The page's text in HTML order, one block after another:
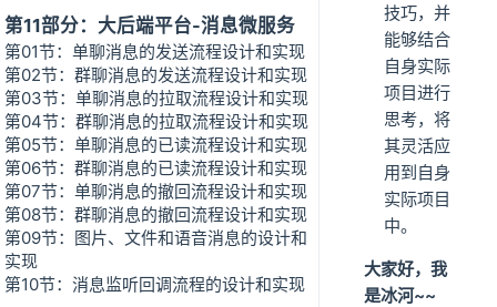
第11部分：大后端平台-消息微服务
第01节：单聊消息的发送流程设计和实现
第02节：群聊消息的发送流程设计和实现
第03节：单聊消息的拉取流程设计和实现
第04节：群聊消息的拉取流程设计和实现
第05节：单聊消息的已读流程设计和实现
第06节：群聊消息的已读流程设计和实现
第07节：单聊消息的撤回流程设计和实现
第08节：群聊消息的撤回流程设计和实现
第09节：图片、文件和语音消息的设计和
实现
第10节：消息监听回调流程的设计和实现
技巧，并
能够结合
自身实际
项目进行
思考，将
其灵活应
用到自身
实际项目
中。
大家好，我
是冰河~~